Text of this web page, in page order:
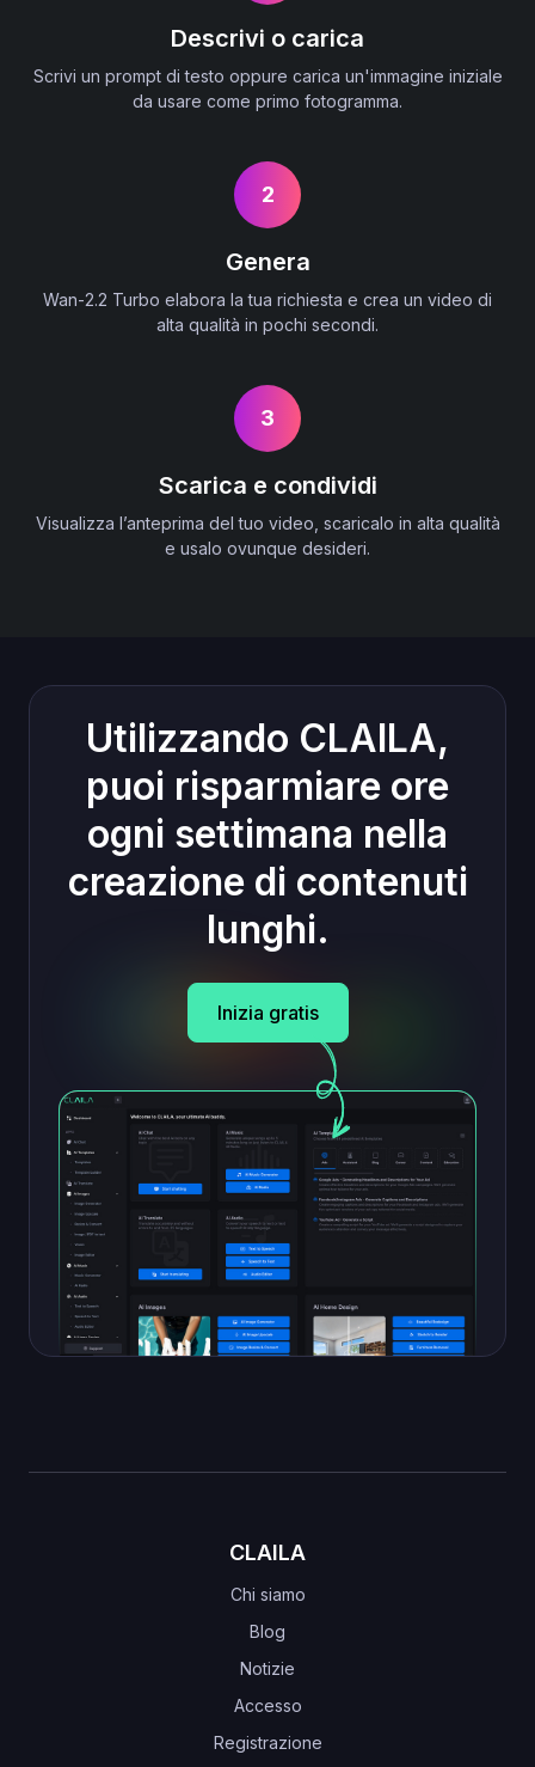
Descrivi o carica
Scrivi un prompt di testo oppure carica un'immagine iniziale
da usare come primo fotogramma.
2
Genera
Wan-2.2 Turbo elabora la tua richiesta e crea un video di
alta qualità in pochi secondi.
3
Scarica e condividi
Visualizza l’anteprima del tuo video, scaricalo in alta qualità
e usalo ovunque desideri.
Utilizzando CLAILA,
puoi risparmiare ore
ogni settimana nella
creazione di contenuti
lunghi.
Inizia gratis
CLAILA
Chi siamo
Blog
Notizie
Accesso
Registrazione